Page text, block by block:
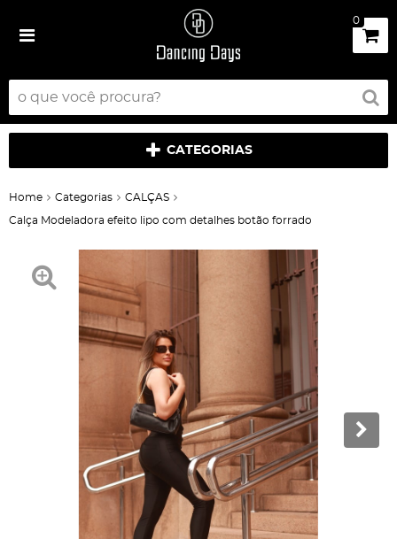
0
CATEGORIAS
Home Categorias CALÇAS
Calça Modeladora efeito lipo com detalhes botão forrado